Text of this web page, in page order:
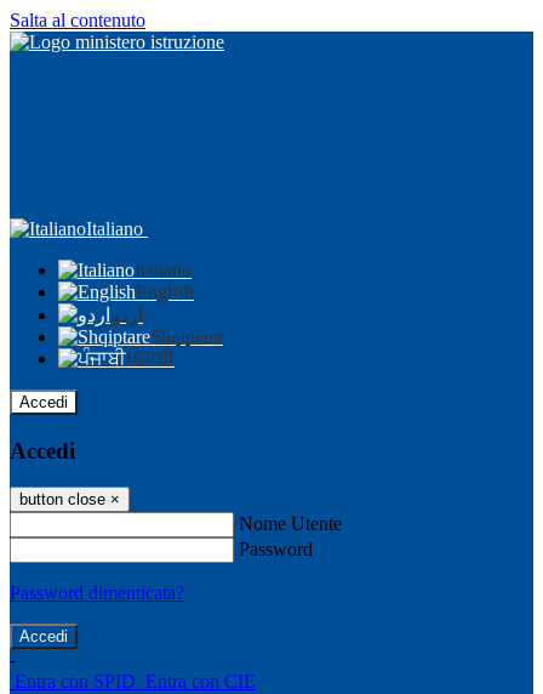
Salta al contenuto
Italiano
Italiano
English
اردو
Shqiptare
ਪੰਜਾਬੀ
Accedi
Accedi
button close ×
Nome Utente
Password
Password dimenticata?
-
Entra con SPID Entra con CIE